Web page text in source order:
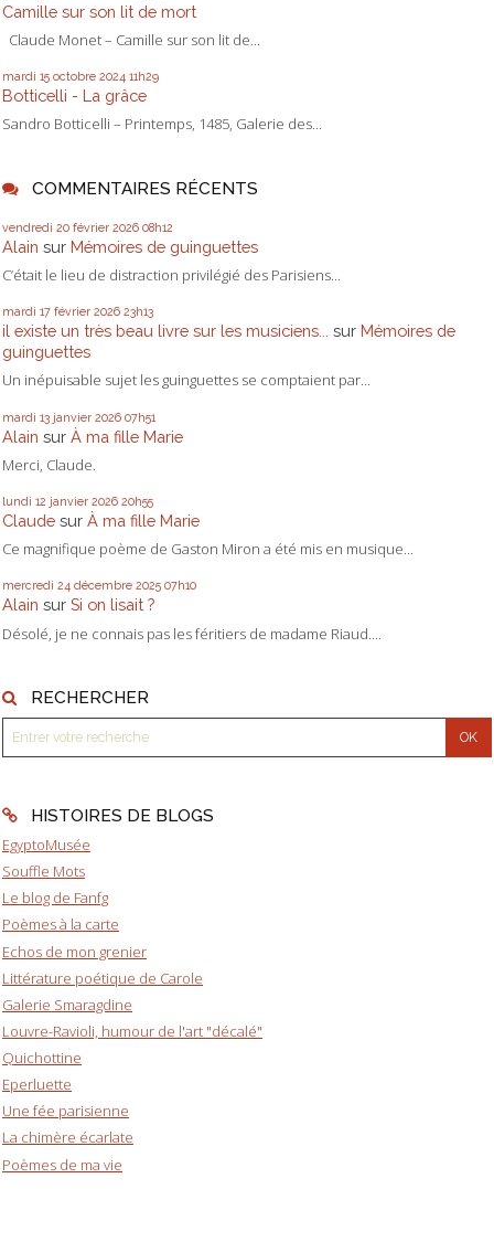
Camille sur son lit de mort
Claude Monet – Camille sur son lit de...
mardi 15 octobre 2024 11h29
Botticelli - La grâce
Sandro Botticelli – Printemps, 1485, Galerie des...
COMMENTAIRES RÉCENTS
vendredi 20 février 2026 08h12
Alain sur Mémoires de guinguettes
C’était le lieu de distraction privilégié des Parisiens...
mardi 17 février 2026 23h13
il existe un très beau livre sur les musiciens... sur Mémoires de
guinguettes
Un inépuisable sujet les guinguettes se comptaient par...
mardi 13 janvier 2026 07h51
Alain sur À ma fille Marie
Merci, Claude.
lundi 12 janvier 2026 20h55
Claude sur À ma fille Marie
Ce magnifique poème de Gaston Miron a été mis en musique...
mercredi 24 décembre 2025 07h10
Alain sur Si on lisait ?
Désolé, je ne connais pas les féritiers de madame Riaud....
RECHERCHER
HISTOIRES DE BLOGS
EgyptoMusée
Souffle Mots
Le blog de Fanfg
Poèmes à la carte
Echos de mon grenier
Littérature poétique de Carole
Galerie Smaragdine
Louvre-Ravioli, humour de l'art "décalé"
Quichottine
Eperluette
Une fée parisienne
La chimère écarlate
Poèmes de ma vie